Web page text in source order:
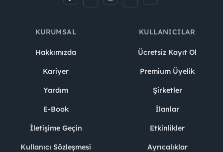
KURUMSAL
Hakkımızda
Kariyer
Yardım
E-Book
İletişime Geçin
Kullanıcı Sözleşmesi
KULLANICILAR
Ücretsiz Kayıt Ol
Premium Üyelik
Şirketler
İlanlar
Etkinlikler
Ayrıcalıklar